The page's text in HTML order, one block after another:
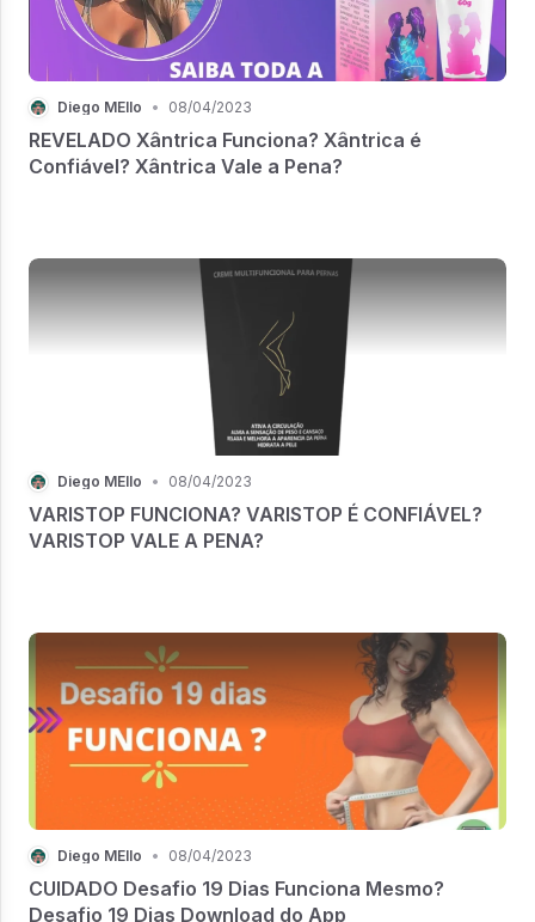
Diego MEllo • 08/04/2023
REVELADO Xântrica Funciona? Xântrica é
Confiável? Xântrica Vale a Pena?
Diego MEllo • 08/04/2023
VARISTOP FUNCIONA? VARISTOP É CONFIÁVEL?
VARISTOP VALE A PENA?
Diego MEllo • 08/04/2023
CUIDADO Desafio 19 Dias Funciona Mesmo?
Desafio 19 Dias Download do App